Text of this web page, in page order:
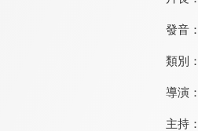
發音：
類別：
導演：
主持：